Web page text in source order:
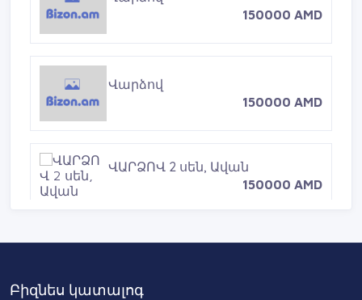
150000 AMD
Վարձով
150000 AMD
ՎԱՐՁՈՎ 2 սեն, Ավան
150000 AMD
Բիզնես կատալոգ